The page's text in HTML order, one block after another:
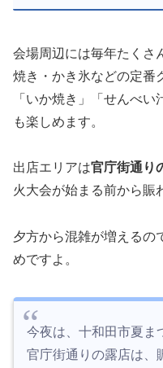
会場周辺には毎年たくさ
焼き・かき氷などの定番
「いか焼き」「せんべ
も楽しめます。
出店エリアは官庁街通り
火大会が始まる前から賑
夕方から混雑が増えるの
めですよ。
今夜は、十和田市夏ま
官庁街通りの露店は、